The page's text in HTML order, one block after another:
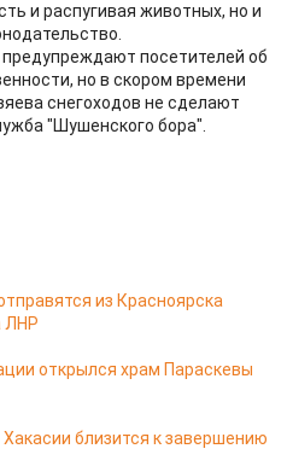
и распугивая животных, но и
посетителей об
но в скором времени
снегоходов не сделают
"Шушенского бора".
из Красноярска
ЛНР
открылся храм Параскевы
близится к завершению